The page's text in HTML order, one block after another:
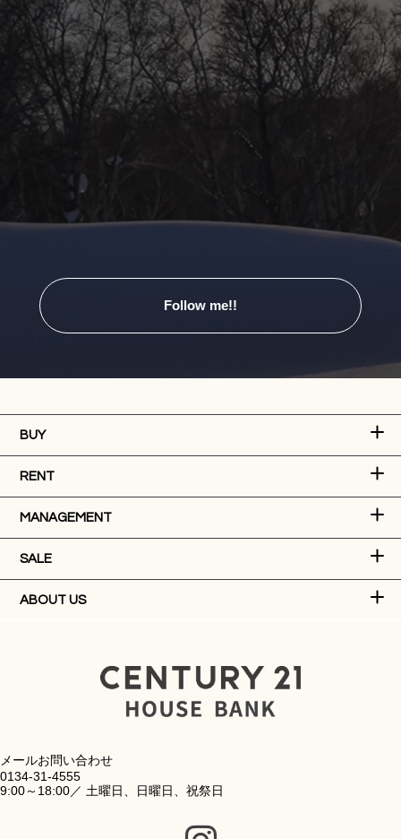
Follow me!!
BUY
RENT
MANAGEMENT
SALE
ABOUT US
メールお問い合わせ
0134-31-4555
9:00～18:00／ 土曜日、日曜日、祝祭日